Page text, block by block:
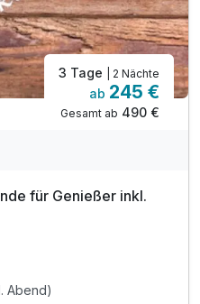
3 Tage | 2 Nächte
ab 245 €
Gesamt ab 490 €
für Genießer inkl.
Abend)